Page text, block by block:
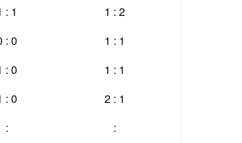
: 1
1 : 2
: 0
1 : 1
: 0
1 : 1
: 0
2 : 1
:
: